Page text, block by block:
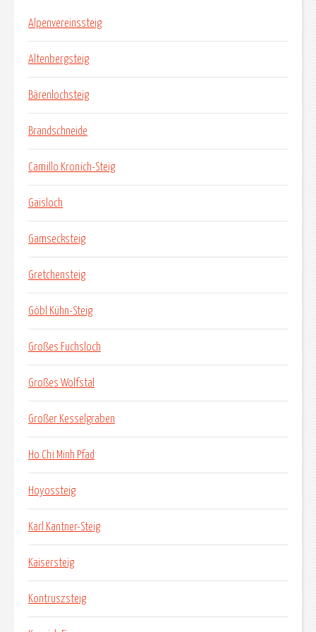
Alpenvereinssteig
Altenbergsteig
Bärenlochsteig
Brandschneide
Camillo Kronich-Steig
Gaisloch
Gamsecksteig
Gretchensteig
Göbl Kühn-Steig
Großes Fuchsloch
Großes Wolfstal
Großer Kesselgraben
Ho Chi Minh Pfad
Hoyossteig
Karl Kantner-Steig
Kaisersteig
Kontruszsteig